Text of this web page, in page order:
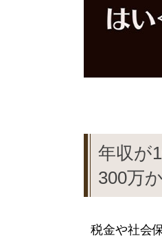
年収が
300万
税金や社会